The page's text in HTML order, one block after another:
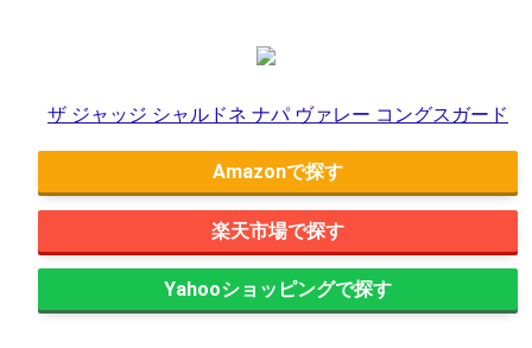
ザ ジャッジ シャルドネ ナパ ヴァレー コングスガード
Amazon
楽天市場
Yahooショッピング